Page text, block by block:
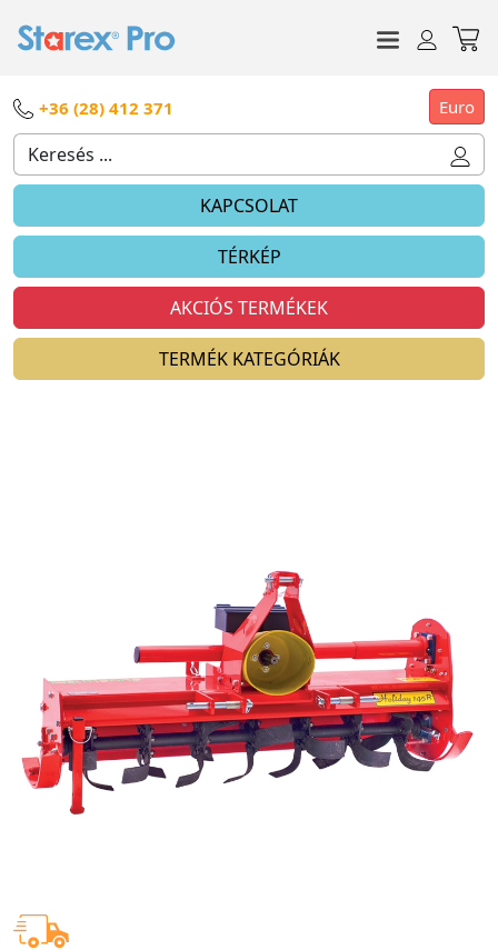
+36 (28) 412 371 Euro
KAPCSOLAT
TÉRKÉP
AKCIÓS TERMÉKEK
TERMÉK KATEGÓRIÁK